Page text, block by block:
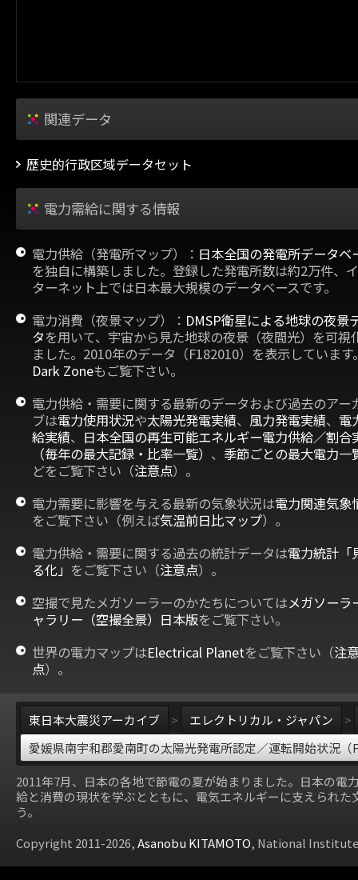
関連データ
歴史的行政区域データセット
電力需給に関する情報
電力供給（発電所マップ）： 日本全国の発電所データベ
を独自に構築しました。登録した発電所数は約2万件、
ターネット上では日本最大規模のデータベースです。
電力消費（夜景マップ）： DMSP衛星による地球の夜景
タを用いて、宇宙から見た地球の夜景（夜間光）を可視
ました。2010年のデータ（F182010）を表示しています
Dark Zoneもご覧下さい。
電力供給・需要に関する最新のデータおよび過去のアー
ブは電力使用状況や太陽光発電実績、 風力発電実績、 電
給実績、 日本全国の再生可能エネルギー電力供給／割合
（毎年の最大記録・比率一覧） 、 季節ごとの最大電力一
どをご覧下さい（注意点）。
電力需要に影響を与える最新の気象状況は電力関連気象
をご覧下さい（例えば気温前日比マップ）。
電力供給・需要に関する過去の統計データは電力統計「
る化」 をご覧下さい（注意点）。
空撮で見たメガソーラーのかたちについてはメガソーラ
ャラリー（空撮全景）日本版をご覧下さい。
世界の電力マップはElectrical Planetをご覧下さい（注
点）。
東日本大震災アーカイブ > エレクトリカル・ジャパン
>
愛媛県南宇和郡愛南町の太陽光発電所認定／運転開始状況（
2011年7月、日本の各地で節電の夏が始まりました。日本の電
給と消費の現状を学ぶとともに、電気エネルギーに支えられた
う。
Copyright 2011-2026,Asanobu KITAMOTO, National